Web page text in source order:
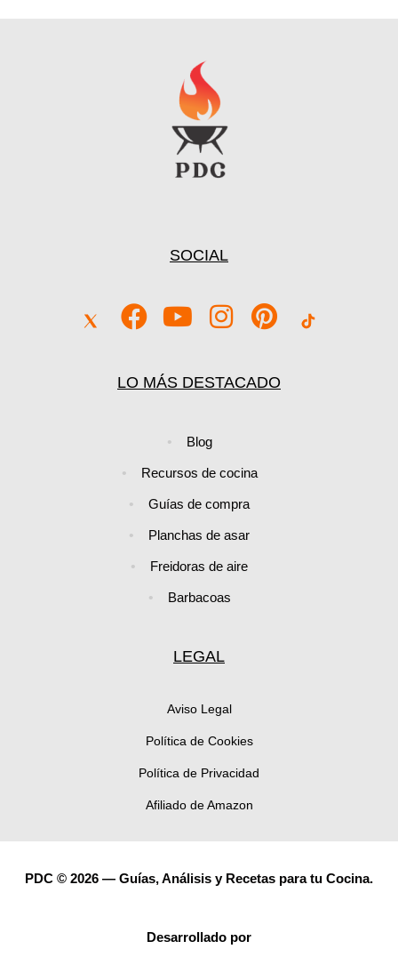
Ruedas
Ver Precio y Ofertas
SOCIAL
LO MÁS DESTACADO
Blog
Recursos de cocina
Guías de compra
Planchas de asar
Freidoras de aire
Barbacoas
LEGAL
Aviso Legal
Política de Cookies
Política de Privacidad
Afiliado de Amazon
PDC © 2026 — Guías, Análisis y Recetas para tu Cocina.
Desarrollado por